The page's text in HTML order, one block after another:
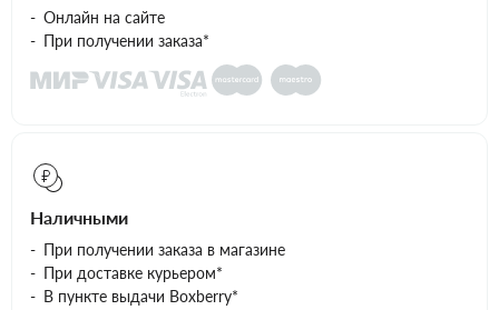
Онлайн на сайте
При получении заказа*
Наличными
При получении заказа в магазине
При доставке курьером*
В пункте выдачи Boxberry*